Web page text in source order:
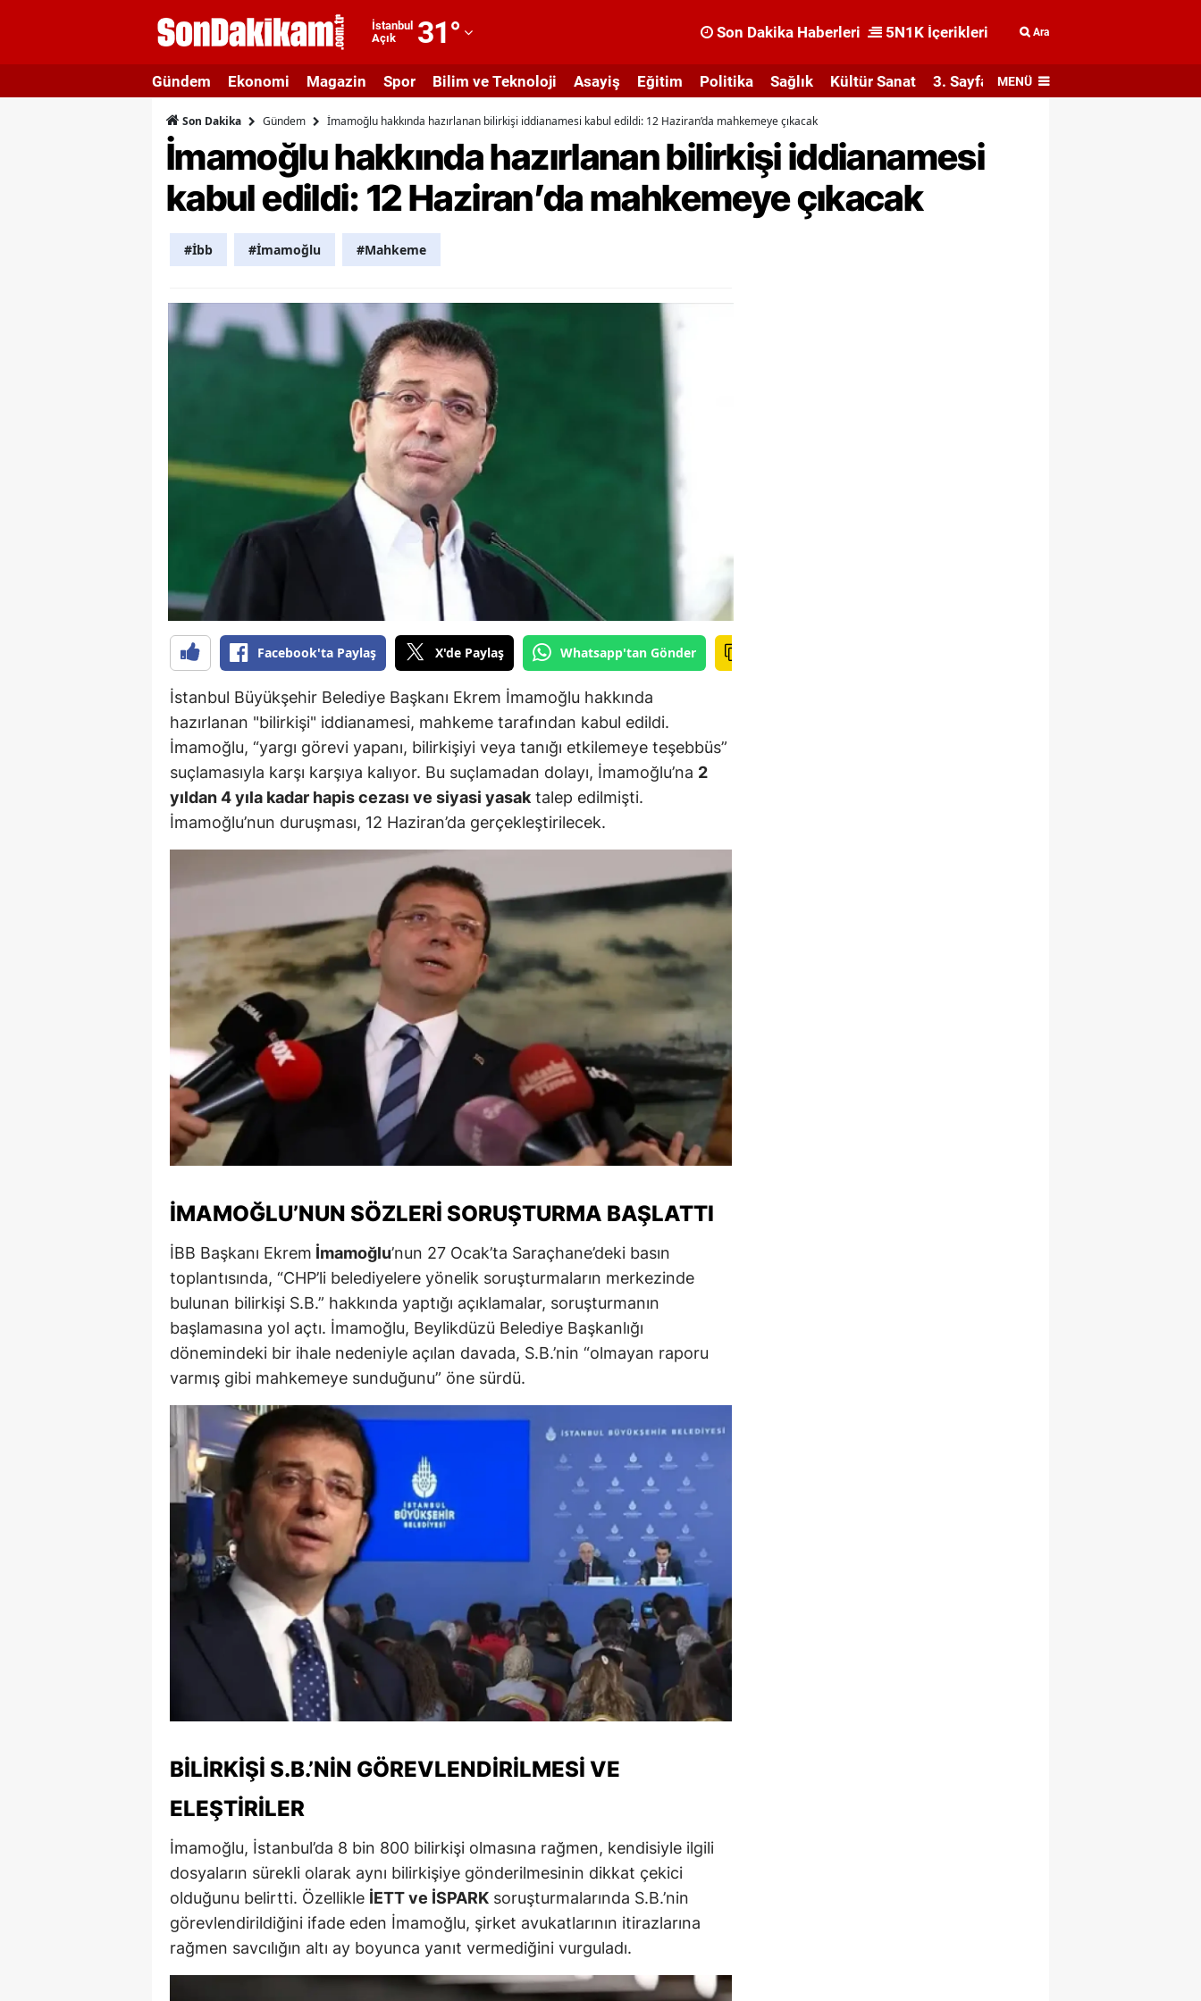
İstanbul
Açık
31°
Adıyaman
Afyonkarahisar
Ağrı
Amasya
Ankara
Aydın
Balıkesir
Bilecik
Bingöl
Bitlis
Bolu
Burdur
Çanakkale
Çankırı
Çorum
Denizli
Diyarbakır
Edirne
Elazığ
Erzincan
Erzurum
Eskişehir
Gaziantep
Giresun
Gümüşhane
Hakkari
Hatay
Mersin
İstanbul
İzmir
Kars
Kastamonu
Kayseri
Kırşehir
Kocaeli
Konya
Kütahya
Malatya
Manisa
Kahramanmaraş
Muğla
Nevşehir
Niğde
Ordu
Rize
Son Dakika Haberleri 5N1K İçerikleri Ara
Gündem Ekonomi Magazin Spor Bilim ve Teknoloji Asayiş Eğitim Politika Sağlık Kültür Sanat 3. Sayfa MENÜ
Son Dakika Gündem İmamoğlu hakkında hazırlanan bilirkişi iddianamesi kabul edildi: 12 Haziran’da mahkemeye çıkacak
İmamoğlu hakkında hazırlanan bilirkişi iddianamesi
kabul edildi: 12 Haziran’da mahkemeye çıkacak
#İbb #İmamoğlu #Mahkeme
Facebook'ta Paylaş X'de Paylaş Whatsapp'tan Gönder
İstanbul Büyükşehir Belediye Başkanı Ekrem İmamoğlu hakkında
hazırlanan "bilirkişi" iddianamesi, mahkeme tarafından kabul edildi.
İmamoğlu, “yargı görevi yapanı, bilirkişiyi veya tanığı etkilemeye teşebbüs”
suçlamasıyla karşı karşıya kalıyor. Bu suçlamadan dolayı, İmamoğlu’na 2
yıldan 4 yıla kadar hapis cezası ve siyasi yasaktalep edilmişti.
İmamoğlu’nun duruşması, 12 Haziran’da gerçekleştirilecek.
İMAMOĞLU’NUN SÖZLERI SORUŞTURMA BAŞLATTI
İBB Başkanı Ekrem İmamoğlu’nun 27 Ocak’ta Saraçhane’deki basın
toplantısında, “CHP’li belediyelere yönelik soruşturmaların merkezinde
bulunan bilirkişi S.B.” hakkında yaptığı açıklamalar, soruşturmanın
başlamasına yol açtı. İmamoğlu, Beylikdüzü Belediye Başkanlığı
dönemindeki bir ihale nedeniyle açılan davada, S.B.’nin “olmayan raporu
varmış gibi mahkemeye sunduğunu” öne sürdü.
BILIRKIŞI S.B.’NIN GÖREVLENDIRILMESI VE
ELEŞTIRILER
İmamoğlu, İstanbul’da 8 bin 800 bilirkişi olmasına rağmen, kendisiyle ilgili
dosyaların sürekli olarak aynı bilirkişiye gönderilmesinin dikkat çekici
olduğunu belirtti. Özellikle İETT ve İSPARK soruşturmalarında S.B.’nin
görevlendirildiğini ifade eden İmamoğlu, şirket avukatlarının itirazlarına
rağmen savcılığın altı ay boyunca yanıt vermediğini vurguladı.